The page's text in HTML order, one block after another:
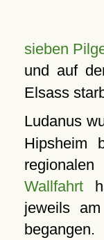
sieben
und auf
Elsass
Ludanus
Hipsheim
Wallfahrt
jeweils